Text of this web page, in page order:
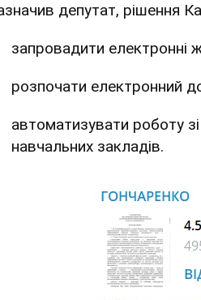
депутат, рішення
запровадити електронні
розпочати електронний
автоматизувати роботу
навчальних закладів.